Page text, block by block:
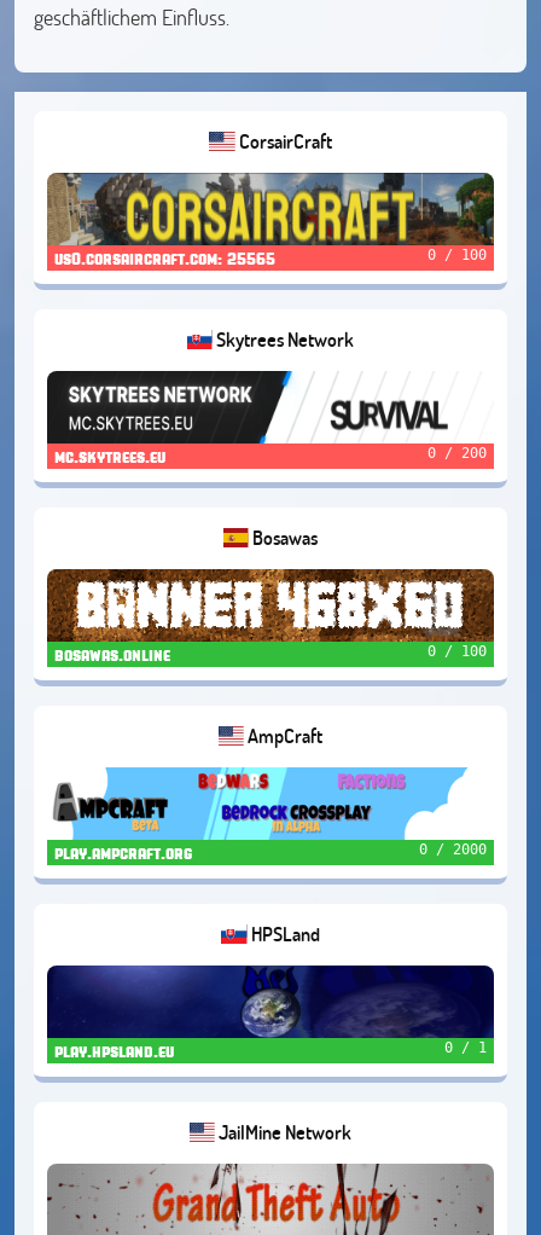
geschäftlichem Einfluss.
CorsairCraft
us0.corsaircraft.com: 25565 0 / 100
Skytrees Network
mc.skytrees.eu 0 / 200
Bosawas
bosawas.online 0 / 100
AmpCraft
play.ampcraft.org 0 / 2000
HPSLand
play.hpsland.eu 0 / 1
JailMine Network